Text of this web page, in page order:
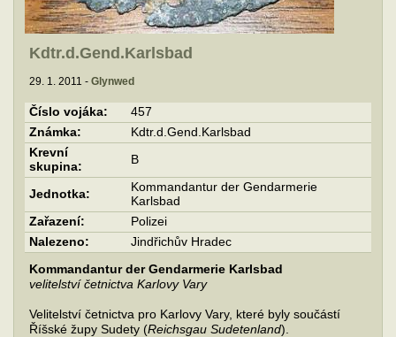
Kdtr.d.Gend.Karlsbad
29. 1. 2011 - Glynwed
Číslo vojáka:
457
Známka:
Kdtr.d.Gend.Karlsbad
Krevní
skupina:
B
Jednotka:
Kommandantur der Gendarmerie
Karlsbad
Zařazení:
Polizei
Nalezeno:
Jindřichův Hradec
Kommandantur der Gendarmerie Karlsbad
velitelství četnictva Karlovy Vary
Velitelství četnictva pro Karlovy Vary, které byly součástí
Říšské župy Sudety (Reichsgau Sudetenland).